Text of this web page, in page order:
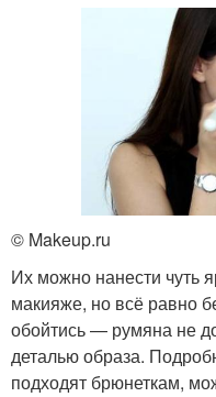
© Makeup.ru
Их можно нанести чуть
макияже, но всё равно
обойтись — румяна не
деталью образа.
подходят брюнеткам,